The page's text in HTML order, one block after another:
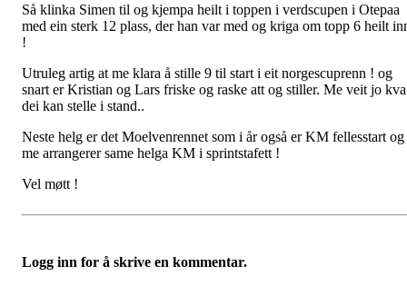
Så klinka Simen til og kjempa heilt i toppen i verdscupen i Otepaa
med ein sterk 12 plass, der han var med og kriga om topp 6 heilt
!
Utruleg artig at me klara å stille 9 til start i eit norgescuprenn ! og
snart er Kristian og Lars friske og raske att og stiller. Me veit jo kva
dei kan stelle i stand..
Neste helg er det Moelvenrennet som i år også er KM fellesstart og
me arrangerer same helga KM i sprintstafett !
Vel møtt !
Logg inn for å skrive en kommentar.